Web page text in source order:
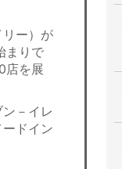
ー）が
まりで
店を展
－イレ
ドイン